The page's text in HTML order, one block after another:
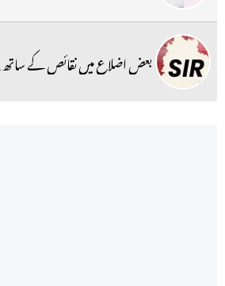
بعض اضلاع میں نقائص کے ساتھ SIR فارمس کا ادخال